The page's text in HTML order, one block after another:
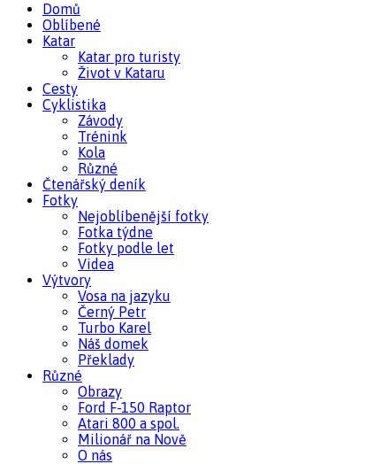
Domů
Oblíbené
Katar
Katar pro turisty
Život v Kataru
Cesty
Cyklistika
Závody
Trénink
Kola
Různé
Čtenářský deník
Fotky
Nejoblíbenější fotky
Fotka týdne
Fotky podle let
Videa
Výtvory
Vosa na jazyku
Černý Petr
Turbo Karel
Náš domek
Překlady
Různé
Obrazy
Ford F-150 Raptor
Atari 800 a spol.
Milionář na Nově
O nás